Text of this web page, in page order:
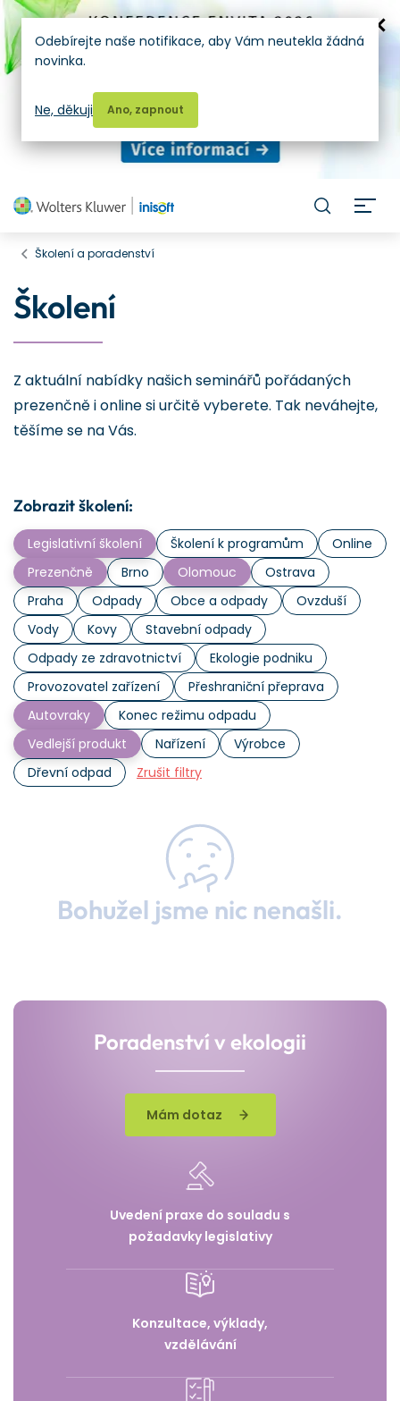
Školení a poradenství
Školení
Z aktuální nabídky našich seminářů pořádaných
prezenčně i online si určitě vyberete. Tak neváhejte,
těšíme se na Vás.
Zobrazit školení:
Legislativní školení Školení k programům
Online
Prezenčně
Brno Olomouc
Ostrava
Praha
Odpady Obce a odpady
Ovzduší
Vody
Kovy
Stavební odpady
Odpady ze zdravotnictví
Ekologie podniku
Provozovatel zařízení
Přeshraniční přeprava
Autovraky
Konec režimu odpadu
Vedlejší produkt
Nařízení
Výrobce
Dřevní odpad
Zrušit filtry
Bohužel jsme nic nenašli.
Poradenství v ekologii
Mám dotaz
Uvedení praxe do souladu s
požadavky legislativy
Konzultace, výklady,
vzdělávání
Odebírejte naše notifikace, aby Vám neutekla žádná
novinka.
Ano, zapnout
Ne, děkuji